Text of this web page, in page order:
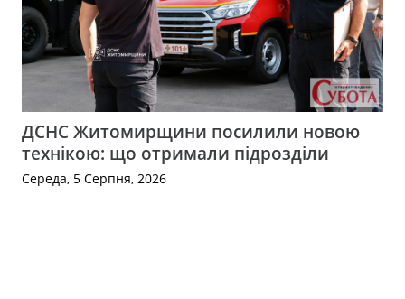
ДСНС Житомирщини посилили новою
технікою: що отримали підрозділи
Середа, 5 Серпня, 2026